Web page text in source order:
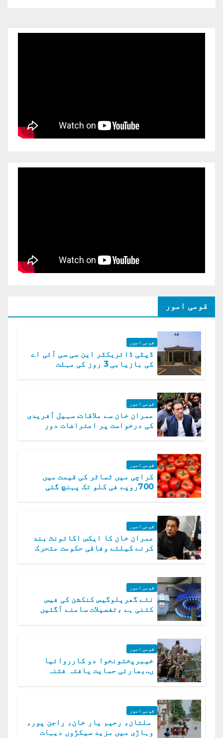
قومی امور
قومی امور
ڈپٹی ڈائریکٹر این سی سی آئی اے
کی بازیابی 3 روز کی مہلت
قومی امور
عمران خان سے ملاقات. سہیل آفریدی
کی درخواست پر اعتراضات دور
قومی امور
کراچی میں ٹماٹر کی قیمت میں
700روپے فی کلو تک پہنچ گئی
قومی امور
عمران خان کا ایکس اکائونٹ بند
کرنے کیلئے وفاقی حکومت متحرک
قومی امور
نئے گھریلوگیس کنکشن کی فیس
کتنی ہے ،تفصیلات سامنے آگئیں
قومی امور
خیبرپختونخوا دو کارروائیا
ں..بھارتی حمایت یافتہ فتنہ
قومی امور
ملتان، رحیم یار خان، راجن پور،
وہاڑی میں مزید سیکڑوں دیہات